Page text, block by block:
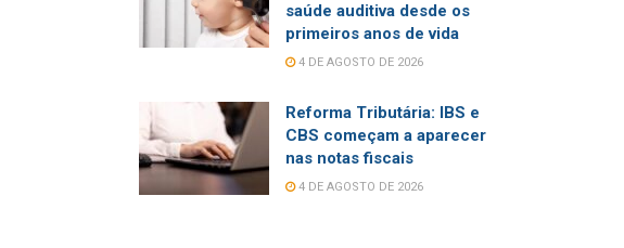
saúde auditiva desde os
primeiros anos de vida
4 DE AGOSTO DE 2026
Reforma Tributária: IBS e
CBS começam a aparecer
nas notas fiscais
4 DE AGOSTO DE 2026